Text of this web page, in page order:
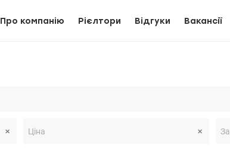
Про компанію Рієлтори Відгуки Вакансії